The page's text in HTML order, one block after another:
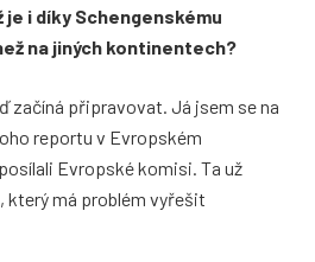
i díky Schengenskému
na jiných kontinentech?
začíná připravovat. Já jsem se na
reportu v Evropském
Evropské komisi. Ta už
který má problém vyřešit